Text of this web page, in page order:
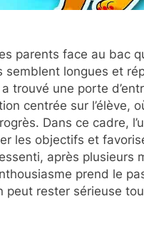
parents face au bac
semblent longues et
trouvé une porte
centrée sur l’élève,
Dans ce cadre,
les objectifs et
après plusieurs
prend le
peut rester sérieuse